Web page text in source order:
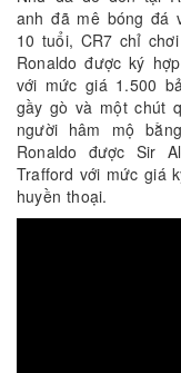
anh đã mê bóng đá
10 tuổi, CR7 chỉ
Ronaldo được ký
với mức giá 1.500
gầy gò và một chút
người hâm mộ
Ronaldo được Sir
Trafford với mức giá
huyền thoại.